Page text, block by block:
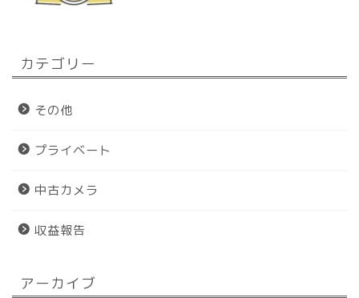
カテゴリー
その他
プライベート
中古カメラ
収益報告
アーカイブ